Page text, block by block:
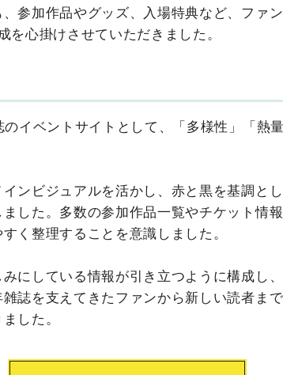
参加作品やグッズ、入場特典など、ファ
心掛けさせていただきました。
イベントサイトとして、「多様性」「熱
ンビジュアルを活かし、赤と黒を基調とし
した。多数の参加作品一覧やチケット情報
く整理することを意識しました。
にしている情報が引き立つように構成し
誌を支えてきたファンから新しい読者ま
した。